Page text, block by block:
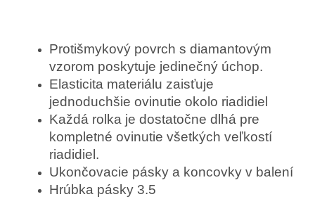
Protišmykový povrch s diamantovým
vzorom poskytuje jedinečný úchop.
Elasticita materiálu zaisťuje
jednoduchšie ovinutie okolo riadidiel
Každá rolka je dostatočne dlhá pre
kompletné ovinutie všetkých veľkostí
riadidiel.
Ukončovacie pásky a koncovky v balení
Hrúbka pásky 3.5